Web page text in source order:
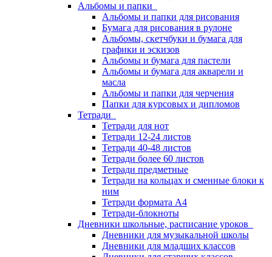
Альбомы и папки
Альбомы и папки для рисования
Бумага для рисования в рулоне
Альбомы, скетчбуки и бумага для
графики и эскизов
Альбомы и бумага для пастели
Альбомы и бумага для акварели и
масла
Альбомы и папки для черчения
Папки для курсовых и дипломов
Тетради
Тетради для нот
Тетради 12-24 листов
Тетради 40-48 листов
Тетради более 60 листов
Тетради предметные
Тетради на кольцах и сменные блоки к
ним
Тетради формата А4
Тетради-блокноты
Дневники школьные, расписание уроков
Дневники для музыкальной школы
Дневники для младших классов